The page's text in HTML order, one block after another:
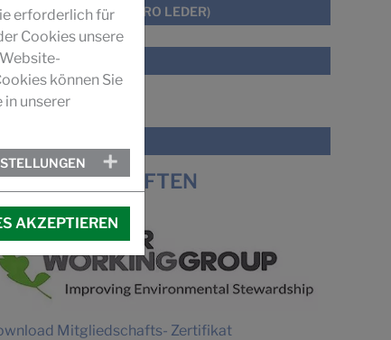
MIT ZUCKER (PRO LEDER)
GESCHICHTE
Mitgliedschafts- Zertifikat
erforderlich für
Cookies unsere
können Sie
unserer
AKZEPTIEREN